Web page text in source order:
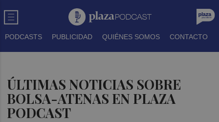
PODCASTS PUBLICIDAD QUIÉNES SOMOS CONTACTO
ÚLTIMAS NOTICIAS SOBRE
BOLSA-ATENAS EN PLAZA
PODCAST